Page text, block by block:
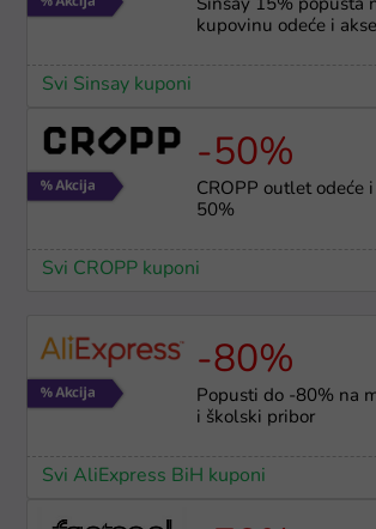
Sinsay 15% popusta
kupovinu odeće i
Svi Sinsay kuponi
-50%
CROPP outlet odeće
50%
Svi CROPP kuponi
-80%
Popusti do -80% na
i školski pribor
Svi AliExpress BiH kuponi